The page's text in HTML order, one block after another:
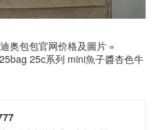
奥包包官网价格及圖片 »
25c系列 mini魚子醬杏色牛